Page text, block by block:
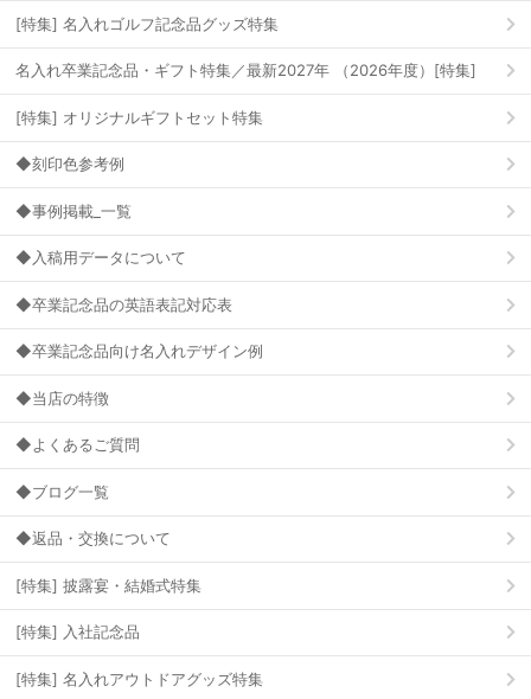
[特集] 名入れゴルフ記念品グッズ特集
名入れ卒業記念品・ギフト特集／最新2027年 （2026年度）[特集]
[特集] オリジナルギフトセット特集
◆刻印色参考例
◆事例掲載_一覧
◆入稿用データについて
◆卒業記念品の英語表記対応表
◆卒業記念品向け名入れデザイン例
◆当店の特徴
◆よくあるご質問
◆ブログ一覧
◆返品・交換について
[特集] 披露宴・結婚式特集
[特集] 入社記念品
[特集] 名入れアウトドアグッズ特集